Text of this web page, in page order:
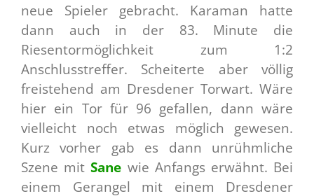
neue Spieler gebracht. Karaman hatte
dann auch in der 83. Minute die
Riesentormöglichkeit zum 1:2
Anschlusstreffer. Scheiterte aber völlig
freistehend am Dresdener Torwart. Wäre
hier ein Tor für 96 gefallen, dann wäre
vielleicht noch etwas möglich gewesen.
Kurz vorher gab es dann unrühmliche
Szene mitSane wie Anfangs erwähnt. Bei
einem Gerangel mit einem Dresdener